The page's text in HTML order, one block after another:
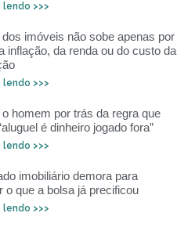
>>>
imóveis não sobe apenas por
inflação, da renda ou do custo da
>>>
homem por trás da regra que
é dinheiro jogado fora”
>>>
imobiliário demora para
o que a bolsa já precificou
>>>